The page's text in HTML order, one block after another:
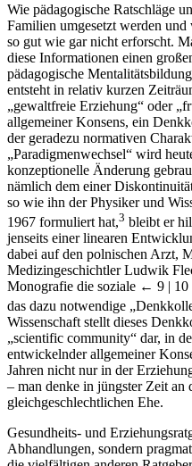
Wie pädagogische Ratschläge
Familien umgesetzt werden
so gut wie gar nicht erforscht.
diese Informationen einen
pädagogische
entsteht in relativ kurzen
„gewaltfreie Erziehung“ oder
allgemeiner Konsens, ein
der geradezu normativen
„Paradigmenwechsel“ wird
konzeptionelle Änderung
nämlich dem einer
so wie ihn der Physiker und
1967 formuliert hat,3 bleibt er
jenseits einer linearen
dabei auf den polnischen Arzt,
Medizingeschichtler Ludwik
Monografie die soziale ← 9 |
das dazu notwendige
Wissenschaft stellt dieses
„scientific community“ dar, in
entwickelnder allgemeiner
Jahren nicht nur in der
– man denke in jüngster Zeit
gleichgeschlechtlichen Ehe.
Gesundheits- und
Abhandlungen, sondern